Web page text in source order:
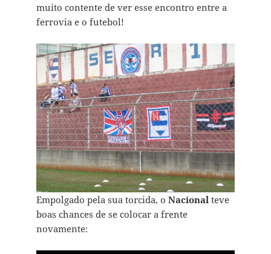
muito contente de ver esse encontro entre a
ferrovia e o futebol!
Empolgado pela sua torcida, o Nacional teve
boas chances de se colocar a frente
novamente: